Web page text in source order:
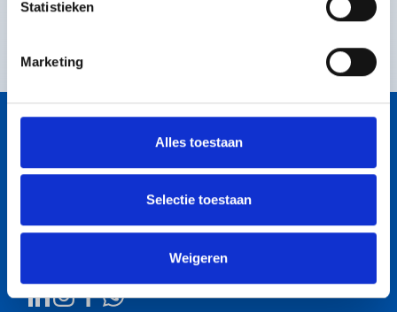
Statistieken
Marketing
Alles toestaan
Selectie toestaan
Weigeren